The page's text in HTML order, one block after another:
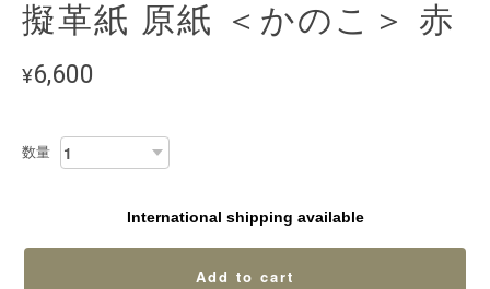
擬革紙 原紙 ＜かのこ＞ 赤
¥6,600
数量
International shipping available
Add to cart